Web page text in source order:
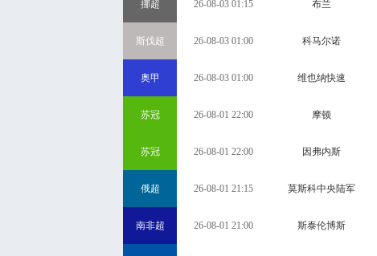
挪超 26-08-03 01:15 布兰
斯伐超 26-08-03 01:00 科马尔诺
奥甲 26-08-03 01:00 维也纳快速
苏冠 26-08-01 22:00 摩顿
苏冠 26-08-01 22:00 因弗内斯
俄超 26-08-01 21:15 莫斯科中央陆军
南非超 26-08-01 21:00 斯泰伦博斯